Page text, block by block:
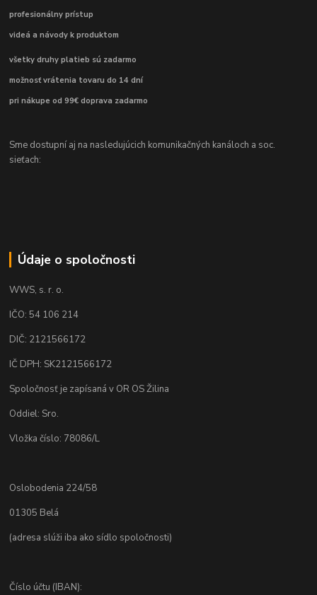
profesionálny prístup
videá a návody k produktom
všetky druhy platieb sú zadarmo
možnosť vrátenia tovaru do 14 dní
pri nákupe od 99€ doprava zadarmo
Sme dostupní aj na nasledujúcich komunikačných kanáloch a soc.
sieťach:
Údaje o spoločnosti
WWS, s. r. o.
IČO: 54 106 214
DIČ: 2121566172
IČ DPH: SK2121566172
Spoločnosť je zapísaná v OR OS Žilina
Oddiel: Sro.
Vložka číslo: 78086/L
Oslobodenia 224/58
01305 Belá
(adresa slúži iba ako sídlo spoločnosti)
Číslo účtu (IBAN):